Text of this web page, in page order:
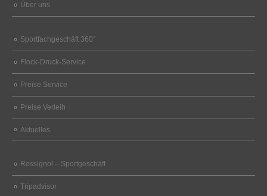
Über uns
Sportfachgeschäft 360°
Flock-Druck-Service
Preise Service
Preise Verleih
Aktuelles
Rossignol – Sportgeschäft
Tripadvisor